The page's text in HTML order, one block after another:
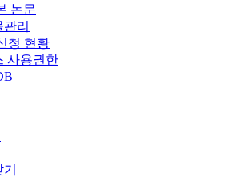
논문
리
청 현황
사용권한